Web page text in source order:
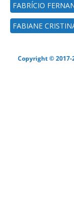
FABRÍCIO
FABIANE
Copyright © 2017-